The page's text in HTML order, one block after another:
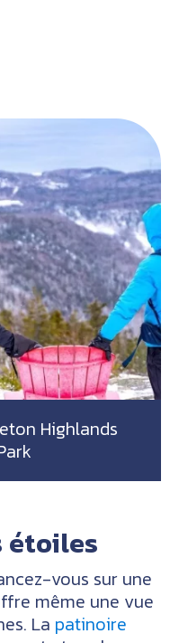
Highlands
étoiles
vous sur une
même une vue
La patinoire